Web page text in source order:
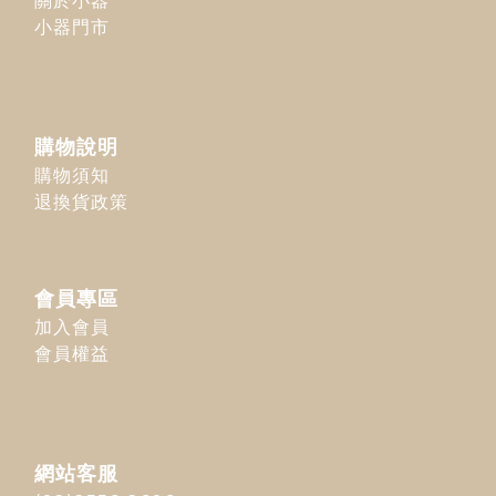
小器門市
購物說明
購物須知
退換貨政策
會員專區
加入會員
會員權益
網站客服